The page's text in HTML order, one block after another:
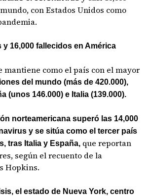
con Estados Unidos como
y 16,000 fallecidos en América
mantiene como el país con el mayor
del mundo (más de 420.000),
(unos 146.000) e Italia (139.000).
norteamericana superó las 14,000
y se sitúa como el tercer país
tras Italia y España, que reportan
según el recuento de la
Hopkins.
el estado de Nueva York, centro